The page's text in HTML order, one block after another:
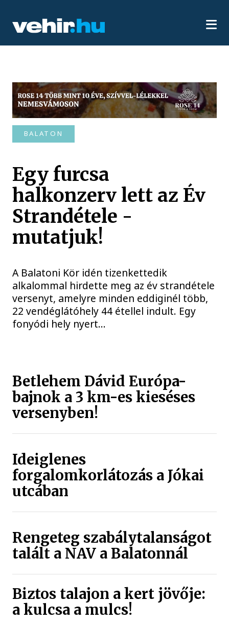
BALATON
Egy furcsa
halkonzerv lett az Év
Strandétele -
mutatjuk!
A Balatoni Kör idén tizenkettedik
alkalommal hirdette meg az év strandétele
versenyt, amelyre minden eddiginél több,
22 vendéglátóhely 44 étellel indult. Egy
fonyódi hely nyert...
Betlehem Dávid Európa-
bajnok a 3 km-es kieséses
versenyben!
Ideiglenes
forgalomkorlátozás a Jókai
utcában
Rengeteg szabálytalanságot
talált a NAV a Balatonnál
Biztos talajon a kert jövője:
a kulcsa a mulcs!